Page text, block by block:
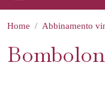
Home Abbinamento